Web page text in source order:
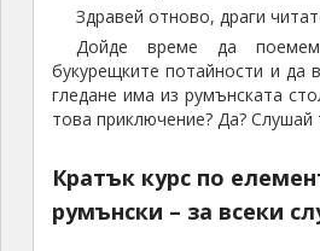
Здравей отново, драги
Дойде време да
букурещките потайности и да
гледане има из румънската
това приключение? Да? Слушай
Кратък курс по
румънски – за всеки